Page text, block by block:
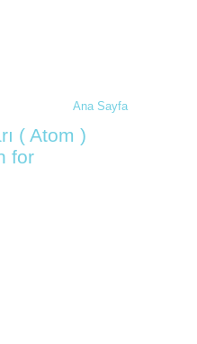
Ana Sayfa
( Atom )